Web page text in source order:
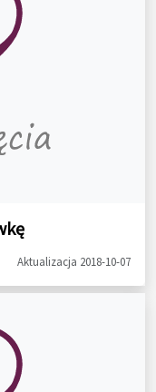
Aktualizacja 2018-10-07